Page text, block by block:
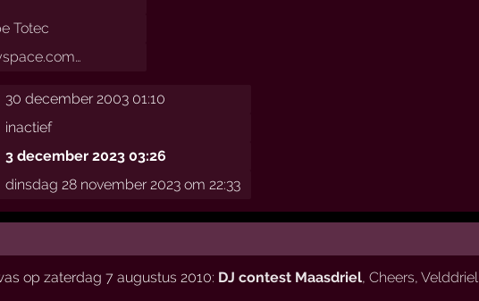
Totec
30 december 2003 01:10
inactief
3 december 2023 03:26
dinsdag 28 november 2023 om 22:33
op zaterdag 7 augustus 2010: DJ contest Maasdriel, Cheers, Velddriel